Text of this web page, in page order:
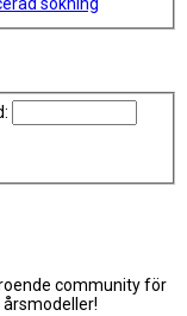
sökning
community för